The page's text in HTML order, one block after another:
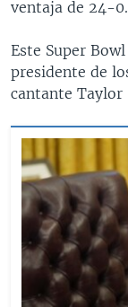
ventaja de 24-0.
Este Super
presidente de
cantante Taylor